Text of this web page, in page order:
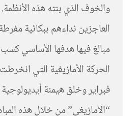
والخوف الذي بنته هذه
العاجزين نداءهم ببكائية
مبالغ فيها هدفها الأساسي
فبراير وخلق هيمنة أيديولوجية
“الأمازيغي” من خلال هذه